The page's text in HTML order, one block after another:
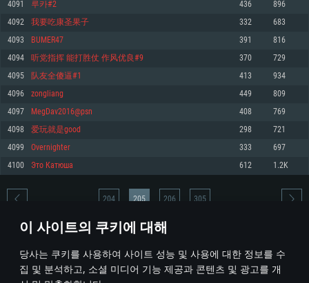
이 사이트의 쿠키에 대해
당사는 쿠키를 사용하여 사이트 성능 및 사용에 대한 정보를 수
집 및 분석하고, 소셜 미디어 기능 제공과 콘텐츠 및 광고를 개
그래픽 카드: DirectX 11 이상을 지원하는 AMD Radeon 77XX / NVIDIA
GeForce GT 660. 최소 사양 해상도: 720p
네트워크: 브로드밴드 인터넷
여유 저장 공간: 22.1 GB (최소 클라이언트)
권장 사양
570 혹은 그 이상
여유 저장 공간: 62.2 GB (전체 클라이언트)
그래픽 카드: Metal 을 지원하는 Intel Iris Pro 5200 (Mac), 혹은 이와 비슷한 성
능을 가지는 Mac 버전의 AMD/Nvidia. 최소 해상도: 720p
네트워크: 브로드밴드 인터넷
여유 저장 공간: 22.1 GB (최소 클라이언트)
권장 사양
네트워크: 브로드밴드 인터넷
여유 저장 공간: 62.2 GB (전체 클라이언트)
그래픽 카드: Vulkan 을 지원하고, 최신 그래픽 드라이버를 지원하는 NVIDIA
660 (6개월 미만) 혹은 그와 동급의 성능을 가지며 최신 그래픽 드라이버를 지
원하는 AMD (6개월 미만; 최소사양 지원 해상도 720p)
네트워크: 브로드밴드 인터넷
여유 저장 공간: 22.1 GB (최소 클라이언트)
권장 사양
운영체제: Ubuntu 20.04 64bit
프로세서: Intel Core i7
메모리: 16 GB
그래픽 카드: Vulkan 을 지원하고, 최신 그래픽 드라이버를 지원하는 NVIDIA
1060 (6개월 미만) 혹은 그와 동급의 성능을 가지며 최신 그래픽 드라이버를
지원하는 AMD RX 570 (6개월 미만; 최소사양 지원 해상도 720p) 이상
여유 저장 공간: 62.2 GB (전체 클라이언트)
4091 루카#2 436 896
4092 我要吃康圣果子 332 683
4093 BUMER47 391 816
4094 听党指挥 能打胜仗 作风优良#9 370 729
4095 队友全傻逼#1 413 934
4096 zongliang 449 809
4097 MegDav2016@psn 408 769
4098 爱玩就是good 298 721
4099 Overnighter 333 697
4100 Это Катюша 612 1.2K
* 순위표는 매일 1회 갱신됩니다
204 205 206 305